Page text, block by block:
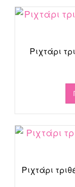
Ριχτάρι
Ριχτάρι